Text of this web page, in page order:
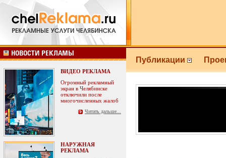
ВИДЕО РЕКЛАМА
Огромный рекламный
экран в Челябинске
отключили после
многочисленных жалоб
Читать дальше...
НАРУЖНАЯ
РЕКЛАМА
Публикации